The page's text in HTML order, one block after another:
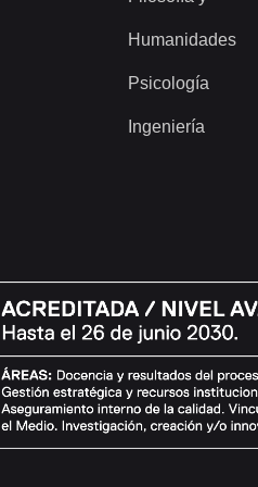
Humanidades
Psicología
Ingeniería